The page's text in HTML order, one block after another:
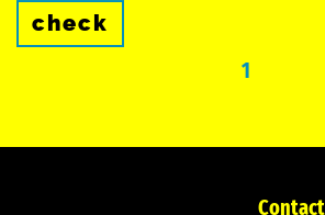
check
1
Contact